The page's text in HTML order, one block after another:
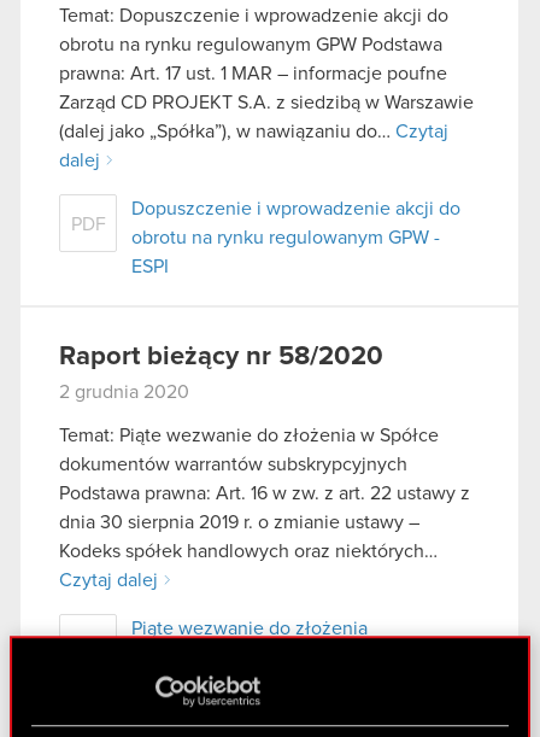
Temat: Dopuszczenie i wprowadzenie akcji do
obrotu na rynku regulowanym GPW Podstawa
prawna: Art. 17 ust. 1 MAR – informacje poufne
Zarząd CD PROJEKT S.A. z siedzibą w Warszawie
(dalej jako „Spółka”), w nawiązaniu do… Czytaj
dalej
PDF
Dopuszczenie i wprowadzenie akcji do
obrotu na rynku regulowanym GPW -
ESPI
Raport bieżący nr 58/2020
2 grudnia 2020
Temat: Piąte wezwanie do złożenia w Spółce
dokumentów warrantów subskrypcyjnych
Podstawa prawna: Art. 16 w zw. z art. 22 ustawy z
dnia 30 sierpnia 2019 r. o zmianie ustawy –
Kodeks spółek handlowych oraz niektórych…
Czytaj dalej
PDF
Piąte wezwanie do złożenia
Wezwanie do złożenia w Spółce
dokumentów warrantów subskrypcyjnych